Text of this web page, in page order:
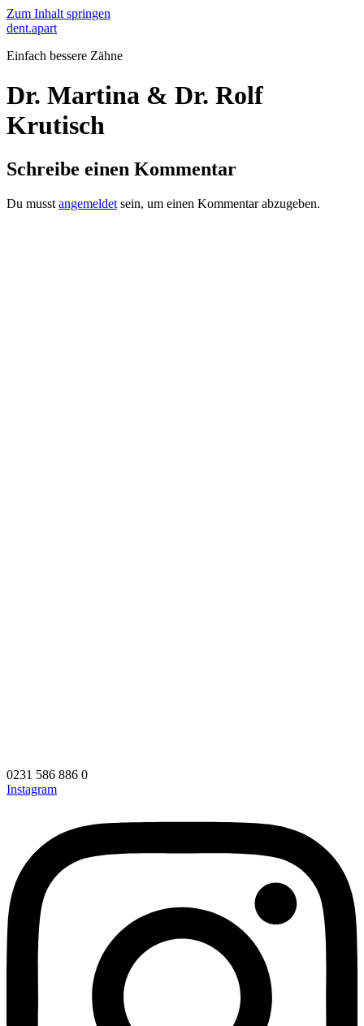
Zum Inhalt springen
dent.apart
Einfach bessere Zähne
Dr. Martina & Dr. Rolf
Krutisch
Schreibe einen Kommentar
Du musst angemeldet sein, um einen Kommentar abzugeben.
0231 586 886 0
Instagram